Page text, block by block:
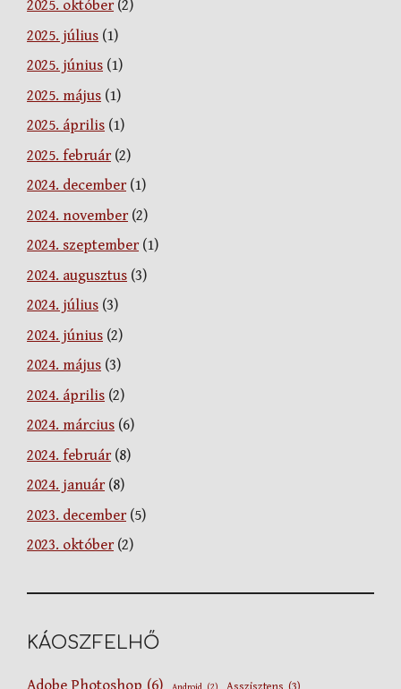
2025. október(2)
2025. július (1)
2025. június (1)
2025. május (1)
2025. április (1)
2025. február(2)
2024. december(1)
2024. november(2)
2024. szeptember(1)
2024. augusztus (3)
2024. július (3)
2024. június (2)
2024. május (3)
2024. április (2)
2024. március (6)
2024. február(8)
2024. január(8)
2023. december(5)
2023. október(2)
KÁOSZFELHŐ